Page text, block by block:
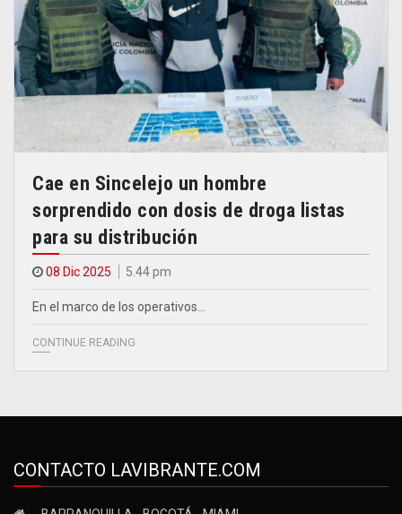
Cae en Sincelejo un hombre
sorprendido con dosis de droga listas
para su distribución
08 Dic 2025 5.44 pm
En el marco de los operativos…
CONTINUE READING
CONTACTO LAVIBRANTE.COM